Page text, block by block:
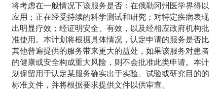
将考虑在一般情况下该服务是否：在俄勒冈州医学界得以
应用；正在经受持续的科学测试和研究；对特定疾病表现
出明显疗效；经证明安全、有效，以及经相应政府机构批
准使用。本计划将根据具体情况，认定申请的服务是否比
其他普遍提供的服务带来更大的益处，如果该服务对患者
的健康或安全构成重大风险，则不会批准此类申请。本计
划保留用于认定某服务确实出于实验、试验或研究目的的
标准文件，并将根据要求提供文件以供审查。